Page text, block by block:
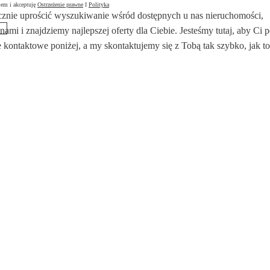
i akceptuję Ostrzeżenie prawne I Polityka
uprościć wyszukiwanie wśród dostępnych u nas nieruchomości,
i znajdziemy najlepszej oferty dla Ciebie. Jesteśmy tutaj, aby Ci
kontaktowe poniżej, a my skontaktujemy się z Tobą tak szybko, jak to